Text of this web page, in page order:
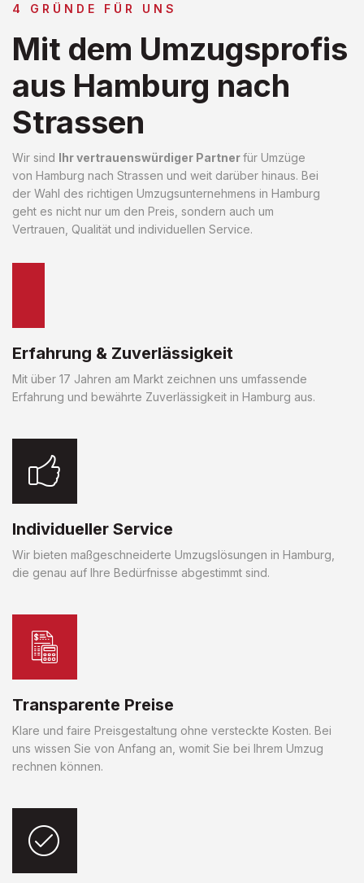
4 GRÜNDE FÜR UNS
Mit dem Umzugsprofis
aus Hamburg nach
Strassen
Wir sind Ihr vertrauenswürdiger Partnerfür Umzüge
von Hamburg nach Strassen und weit darüber hinaus. Bei
der Wahl des richtigen Umzugsunternehmens in Hamburg
geht es nicht nur um den Preis, sondern auch um
Vertrauen, Qualität und individuellen Service.
Erfahrung & Zuverlässigkeit
Mit über 17 Jahren am Markt zeichnen uns umfassende
Erfahrung und bewährte Zuverlässigkeit in Hamburg aus.
Individueller Service
Wir bieten maßgeschneiderte Umzugslösungen in Hamburg,
die genau auf Ihre Bedürfnisse abgestimmt sind.
Transparente Preise
Klare und faire Preisgestaltung ohne versteckte Kosten. Bei
uns wissen Sie von Anfang an, womit Sie bei Ihrem Umzug
rechnen können.